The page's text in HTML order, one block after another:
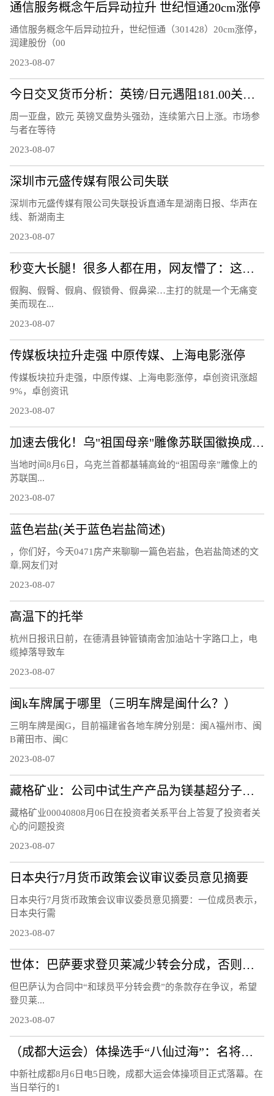
通信服务概念午后异动拉升 世纪恒通20cm涨停
通信服务概念午后异动拉升，世纪恒通（301428）20cm涨停，
润建股份（00
2023-08-07
今日交叉货币分析：英镑/日元遇阻181.00关口 欧元/英镑升破 0.8600关口
周一亚盘，欧元 英镑叉盘势头强劲，连续第六日上涨。市场参
与者在等待
2023-08-07
深圳市元盛传媒有限公司失联
深圳市元盛传媒有限公司失联投诉直通车是湖南日报、华声在
线、新湖南主
2023-08-07
秒变大长腿！很多人都在用，网友懵了：这也有假的？
假胸、假臀、假肩、假锁骨、假鼻梁…主打的就是一个无痛变
美而现在...
2023-08-07
传媒板块拉升走强 中原传媒、上海电影涨停
传媒板块拉升走强，中原传媒、上海电影涨停，卓创资讯涨超
9%，卓创资讯
2023-08-07
加速去俄化！乌"祖国母亲"雕像苏联国徽换成三叉戟
当地时间8月6日，乌克兰首都基辅高耸的“祖国母亲”雕像上的
苏联国...
2023-08-07
蓝色岩盐(关于蓝色岩盐简述)
，你们好，今天0471房产来聊聊一篇色岩盐，色岩盐简述的文
章,网友们对
2023-08-07
高温下的托举
杭州日报讯日前，在德清县钟管镇南舍加油站十字路口上，电
缆掉落导致车
2023-08-07
闽k车牌属于哪里（三明车牌是闽什么？）
三明车牌是闽G，目前福建省各地车牌分别是：闽A福州市、闽
B莆田市、闽C
2023-08-07
藏格矿业：公司中试生产产品为镁基超分子层状结构功能材料，不是镁基超导新材料，不含硼元素
藏格矿业00040808月06日在投资者关系平台上答复了投资者关
心的问题投资
2023-08-07
日本央行7月货币政策会议审议委员意见摘要
日本央行7月货币政策会议审议委员意见摘要：一位成员表示，
日本央行需
2023-08-07
世体：巴萨要求登贝莱减少转会分成，否则能将他“扣留”至21日
但巴萨认为合同中“和球员平分转会费”的条款存在争议，希望
登贝莱...
2023-08-07
（成都大运会）体操选手“八仙过海”：名将惺惺相惜 遗憾收获并存
中新社成都8月6日电5日晚，成都大运会体操项目正式落幕。在
当日举行的1